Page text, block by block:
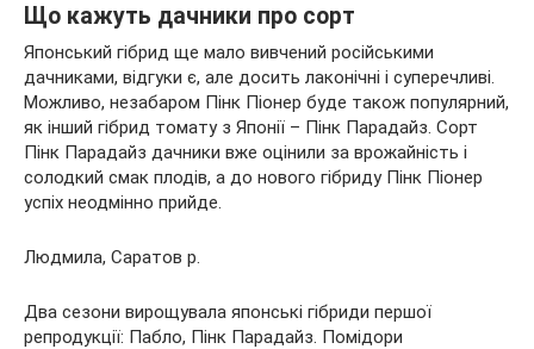
Що кажуть дачники про сорт
Японський гібрид ще мало вивчений російськими
дачниками, відгуки є, але досить лаконічні і суперечливі.
Можливо, незабаром Пінк Піонер буде також популярний,
як інший гібрид томату з Японії – Пінк Парадайз. Сорт
Пінк Парадайз дачники вже оцінили за врожайність і
солодкий смак плодів, а до нового гібриду Пінк Піонер
успіх неодмінно прийде.
Людмила, Саратов р.
Два сезони вирощувала японські гібриди першої
репродукції: Пабло, Пінк Парадайз. Помідори